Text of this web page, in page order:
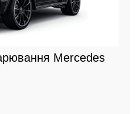
Mercedes